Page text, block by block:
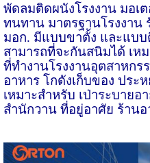
พัดลมติดผนังโรงงาน มอเ
ทนทาน มาตรฐานโรงงาน
มอก. มีแบบขาตั้ง และแบ
สามารถที่จะกันสนิมได้ เห
ที่ทำงานโรงงานอุตสาหกร
อาหาร โกดังเก็บของ ประ
เหมาะสำหรับ เป่าระบายอ
สำนักวาน ที่อยู่อาศัย ร้านอ